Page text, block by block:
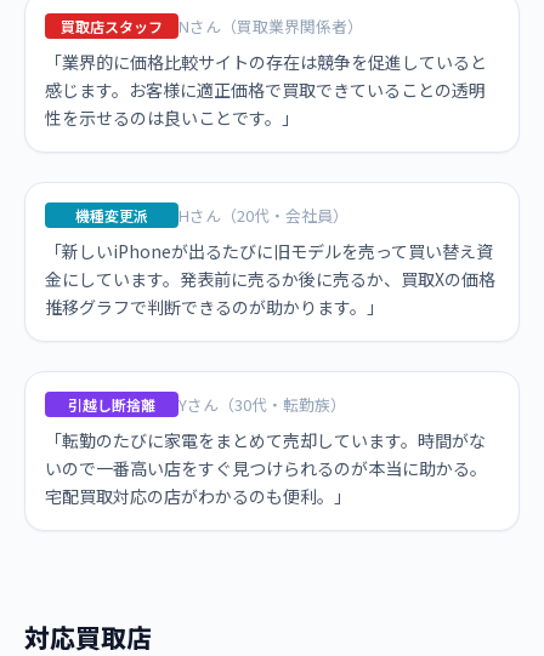
買取店スタッフ Nさん（買取業界関係者）
「業界的に価格比較サイトの存在は競争を促進していると
感じます。お客様に適正価格で買取できていることの透明
性を示せるのは良いことです。」
機種変更派 Hさん（20代・会社員）
「新しいiPhoneが出るたびに旧モデルを売って買い替え資
金にしています。発表前に売るか後に売るか、買取Xの価格
推移グラフで判断できるのが助かります。」
引越し断捨離 Yさん（30代・転勤族）
「転勤のたびに家電をまとめて売却しています。時間がな
いので一番高い店をすぐ見つけられるのが本当に助かる。
宅配買取対応の店がわかるのも便利。」
対応買取店